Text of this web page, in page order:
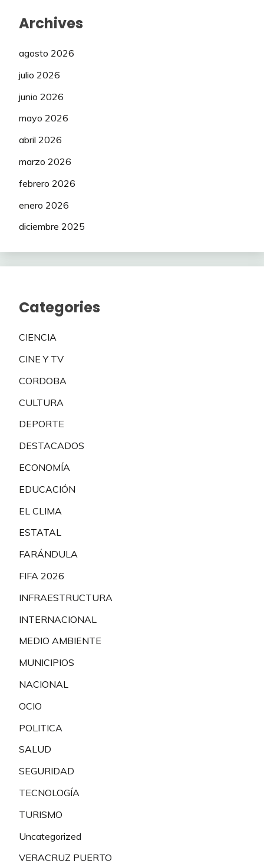
Archives
agosto 2026
julio 2026
junio 2026
mayo 2026
abril 2026
marzo 2026
febrero 2026
enero 2026
diciembre 2025
Categories
CIENCIA
CINE Y TV
CORDOBA
CULTURA
DEPORTE
DESTACADOS
ECONOMÍA
EDUCACIÓN
EL CLIMA
ESTATAL
FARÁNDULA
FIFA 2026
INFRAESTRUCTURA
INTERNACIONAL
MEDIO AMBIENTE
MUNICIPIOS
NACIONAL
OCIO
POLITICA
SALUD
SEGURIDAD
TECNOLOGÍA
TURISMO
Uncategorized
VERACRUZ PUERTO